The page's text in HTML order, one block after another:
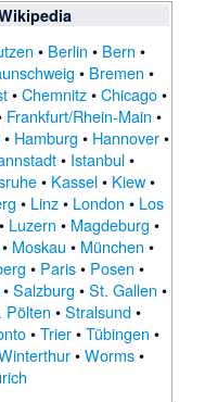
• Berlin • Bern •
• Bremen •
•Chemnitz•Chicago•
Frankfurt/Rhein-Main •
• Hamburg • Hannover•
• Istanbul•
• Kassel• Kiew•
• Linz• London • Los
• Luzern • Magdeburg •
• Moskau • München •
• Paris• Posen •
•Salzburg •St. Gallen •
Pölten •Stralsund•
•Trier•Tübingen •
•Worms•